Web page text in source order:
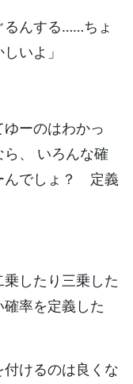
んする……ちょ
いよ」
ゆーのはわかっ
、 いろんな確
んでしょ？ 定義
乗したり三乗した
率を定義した
付けるのは良くな